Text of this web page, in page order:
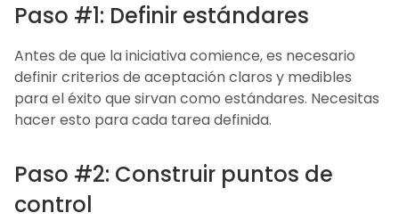
Paso #1: Definir estándares
Antes de que la iniciativa comience, es necesario
definir criterios de aceptación claros y medibles
para el éxito que sirvan como estándares. Necesitas
hacer esto para cada tarea definida.
Paso #2: Construir puntos de
control